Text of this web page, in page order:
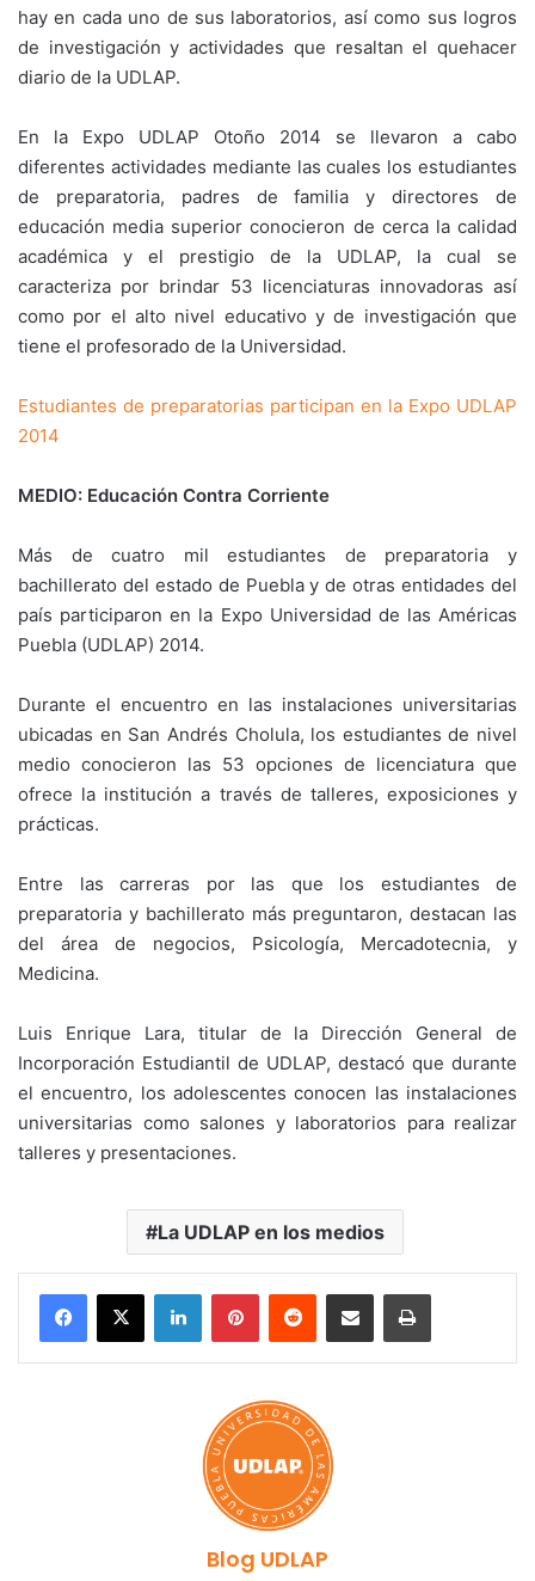
hay en cada uno de sus laboratorios, así como sus logros
de investigación y actividades que resaltan el quehacer
diario de la UDLAP.
En la Expo UDLAP Otoño 2014 se llevaron a cabo
diferentes actividades mediante las cuales los estudiantes
de preparatoria, padres de familia y directores de
educación media superior conocieron de cerca la calidad
académica y el prestigio de la UDLAP, la cual se
caracteriza por brindar 53 licenciaturas innovadoras así
como por el alto nivel educativo y de investigación que
tiene el profesorado de la Universidad.
Estudiantes de preparatorias participan en la Expo UDLAP
2014
MEDIO: Educación Contra Corriente
Más de cuatro mil estudiantes de preparatoria y
bachillerato del estado de Puebla y de otras entidades del
país participaron en la Expo Universidad de las Américas
Puebla (UDLAP) 2014.
Durante el encuentro en las instalaciones universitarias
ubicadas en San Andrés Cholula, los estudiantes de nivel
medio conocieron las 53 opciones de licenciatura que
ofrece la institución a través de talleres, exposiciones y
prácticas.
Entre las carreras por las que los estudiantes de
preparatoria y bachillerato más preguntaron, destacan las
del área de negocios, Psicología, Mercadotecnia, y
Medicina.
Luis Enrique Lara, titular de la Dirección General de
Incorporación Estudiantil de UDLAP, destacó que durante
el encuentro, los adolescentes conocen las instalaciones
universitarias como salones y laboratorios para realizar
talleres y presentaciones.
La UDLAP en los medios
LinkedInPinterestReddit Share via Email Print
Blog UDLAP